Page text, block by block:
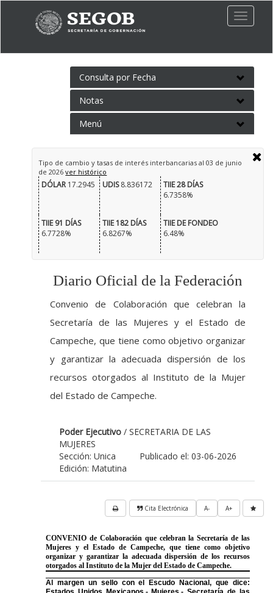
Toggle
Consulta por Fecha
Notas
Menú
Tipo de cambio y tasas de interés interbancarias al 03 de junio
de 2026ver histórico
DÓLAR17.2945 UDIS8.836172
TIIE 28 DÍAS
6.7358%
TIIE 91 DÍAS
6.7728%
TIIE 182 DÍAS
6.8267%
TIIE DE FONDEO
6.48%
Diario Oficial de la Federación
Convenio de Colaboración que celebran la
Secretaría de las Mujeres y el Estado de
Campeche, que tiene como objetivo organizar
y garantizar la adecuada dispersión de los
recursos otorgados al Instituto de la Mujer
del Estado de Campeche.
Poder Ejecutivo / SECRETARIA DE LAS
MUJERES
Publicado el: 03-06-2026
Sección: Unica
Edición: Matutina
A+
A-
Cita Electrónica